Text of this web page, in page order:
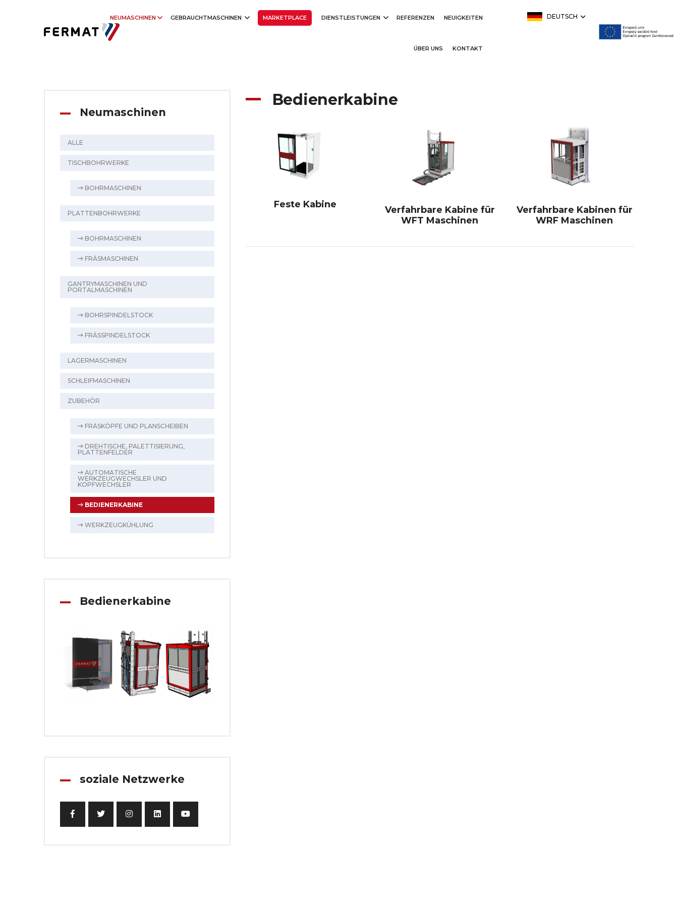
NEUMASCHINEN GEBRAUCHTMASCHINEN MARKETPLACE DIENSTLEISTUNGEN REFERENZEN NEUIGKEITEN
ÜBER UNS KONTAKT
DEUTSCH
Neumaschinen
ALLE
TISCHBOHRWERKE
BOHRMASCHINEN
PLATTENBOHRWERKE
BOHRMASCHINEN
FRÄSMASCHINEN
GANTRYMASCHINEN UND
PORTALMASCHINEN
BOHRSPINDELSTOCK
FRÄSSPINDELSTOCK
LAGERMASCHINEN
SCHLEIFMASCHINEN
ZUBEHÖR
FRÄSKÖPFE UND PLANSCHEIBEN
DREHTISCHE, PALETTISIERUNG,
PLATTENFELDER
AUTOMATISCHE
WERKZEUGWECHSLER UND
KOPFWECHSLER
BEDIENERKABINE
WERKZEUGKÜHLUNG
Bedienerkabine
soziale Netzwerke
Bedienerkabine
Feste Kabine
Verfahrbare Kabine für
WFT Maschinen
Verfahrbare Kabinen für
WRF Maschinen